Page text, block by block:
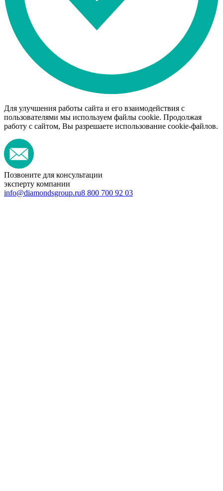
Для улучшения работы сайта и его взаимодействия с
пользователями мы используем файлы cookie. Продолжая
работу с сайтом, Вы разрешаете использование cookie-файлов.
Позвоните для консультации
эксперту компании
info@diamondsgroup.ru8 800 700 92 03